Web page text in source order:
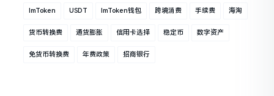
ImToken USDT ImToken钱包 跨境消费 手续费 海淘
货币转换费 通货膨胀 信用卡选择 稳定币 数字资产
免货币转换费 年费政策 招商银行